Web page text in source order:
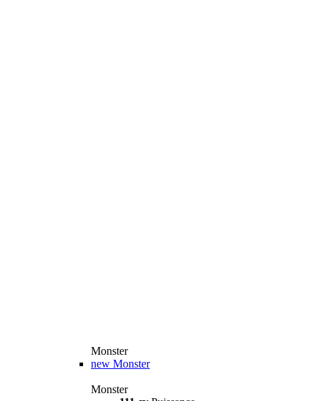
Monster
new Monster
Monster